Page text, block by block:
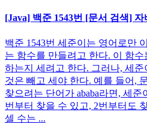
[Java] 백준 1543번 [문서 검색] 자
백준 1543번 세준이는 영어로만
는 함수를 만들려고 한다. 이 함
하는지 세려고 한다. 그러나, 세
것은 빼고 세야 한다. 예를 들어,
찾으려는 단어가 ababa라면, 세
번부터 찾을 수 있고, 2번부터도
셀 수는 ...